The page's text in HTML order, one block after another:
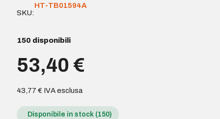
SKU:
HT-TB01594A
150 disponibili
53,40 €
43,77 € IVA esclusa
Disponibile in stock (150)